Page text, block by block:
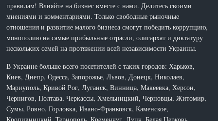
правилам! Влияйте на бизнес вместе с нами. Делитесь своими
мнениями и комментариями. Только свободные рыночные
отношения и развитие малого бизнеса смогут победить коррупцию,
монополию на самые прибыльные отрасли, олигархат и диктатуру
нескольких семей на протяжении всей независимости Украины.
В Украине больше всего посетителей с таких городов: Харьков,
Киев, Днепр, Одесса, Запорожье, Львов, Донецк, Николаев,
Мариуполь, Кривой Рог, Луганск, Винница, Макеевка, Херсон,
Чернигов, Полтава, Черкассы, Хмельницкий, Черновцы, Житомир,
Сумы, Ровно, Горловка, Ивано-Франковск, Каменское,
Кропивницкий, Тернополь, Кременчуг, Луцк, Белая Церковь,